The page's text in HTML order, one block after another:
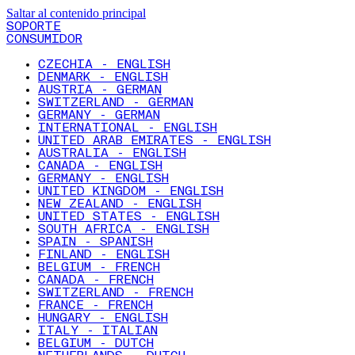
Saltar al contenido principal
SOPORTE
CONSUMIDOR
CZECHIA - ENGLISH
DENMARK - ENGLISH
AUSTRIA - GERMAN
SWITZERLAND - GERMAN
GERMANY - GERMAN
INTERNATIONAL - ENGLISH
UNITED ARAB EMIRATES - ENGLISH
AUSTRALIA - ENGLISH
CANADA - ENGLISH
GERMANY - ENGLISH
UNITED KINGDOM - ENGLISH
NEW ZEALAND - ENGLISH
UNITED STATES - ENGLISH
SOUTH AFRICA - ENGLISH
SPAIN - SPANISH
FINLAND - ENGLISH
BELGIUM - FRENCH
CANADA - FRENCH
SWITZERLAND - FRENCH
FRANCE - FRENCH
HUNGARY - ENGLISH
ITALY - ITALIAN
BELGIUM - DUTCH